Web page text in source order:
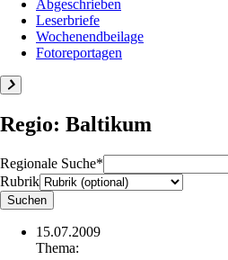
Abgeschrieben
Leserbriefe
Wochenendbeilage
Fotoreportagen
Regio: Baltikum
Regionale Suche*
Rubrik
15.07.2009
Thema: